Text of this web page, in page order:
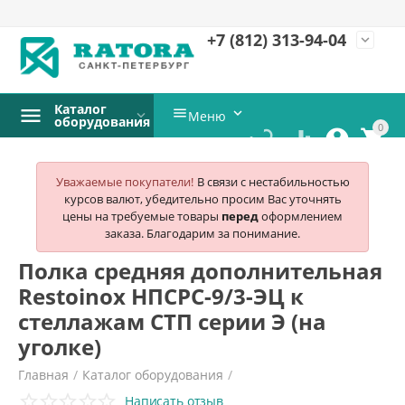
+7 (812) 313-94-04 expand_more
0


 
Каталог
оборудования Меню 
Уважаемые покупатели! В связи с нестабильностью
курсов валют, убедительно просим Вас уточнять
цены на требуемые товары передоформлением
заказа. Благодарим за понимание.
Полка средняя дополнительная
Restoinox НПСРС-9/3-ЭЦ к
стеллажам СТП серии Э (на
уголке)
Главная / Каталог оборудования /
Написать отзыв